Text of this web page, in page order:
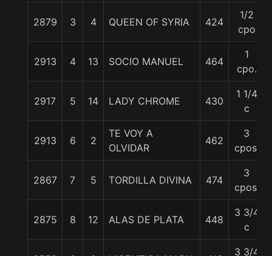
2879 3 4 QUEEN OF SYRIA 424
1/2
cpo
2913 4 13 SOCIO MANUEL 464
1
cpo.
2917 5 14 LADY CHROME 430
1 1/4
c
2913 6 2
TE VOY A
OLVIDAR
462
3
cpos.
2867 7 5 TORDILLA DIVINA 474
3
cpos.
2875 8 12 ALAS DE PLATA 448
3 3/4
c
3 3/4